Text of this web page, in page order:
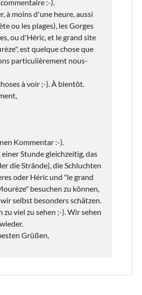
:-).
à moins d'une heure, aussi
ou les plages), les Gorges
ou d'Héric, et le grand site
est quelque chose que
particulièrement nous-
à voir ;-). À bientôt.
Kommentar :-).
Stunde gleichzeitig, das
die Strände), die Schluchten
oder Héric und "le grand
besuchen zu können,
selbst besonders schätzen.
zu viel zu sehen ;-). Wir sehen
Grüßen,